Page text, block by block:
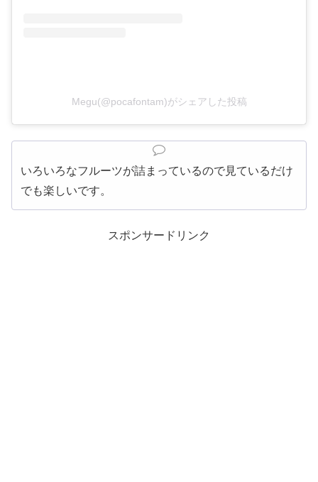
Megu(@pocafontam)がシェアした投稿
いろいろなフルーツが詰まっているので見ているだけ
でも楽しいです。
スポンサードリンク